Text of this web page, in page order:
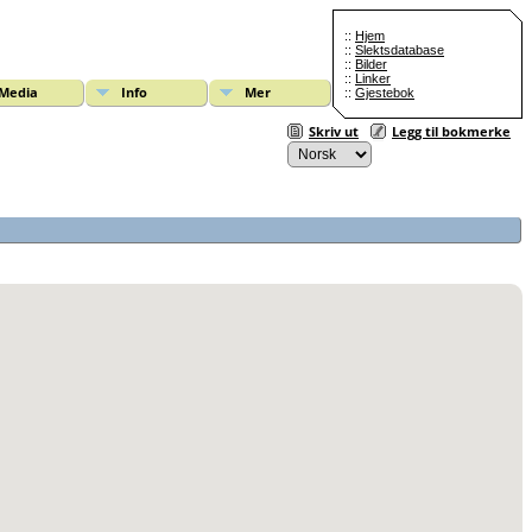
:: Hjem
:: Slektsdatabase
:: Bilder
:: Linker
:: Gjestebok
Info Mer
Skriv ut Legg til bokmerke